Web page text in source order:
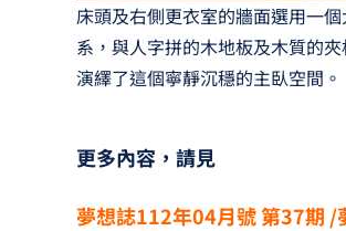
床頭及右側更衣室的牆面選用一
系，與人字拼的木地板及木質的夾
演繹了這個寧靜沉穩的主臥空間。
更多內容，請見
夢想誌112年04月號 第37期 /